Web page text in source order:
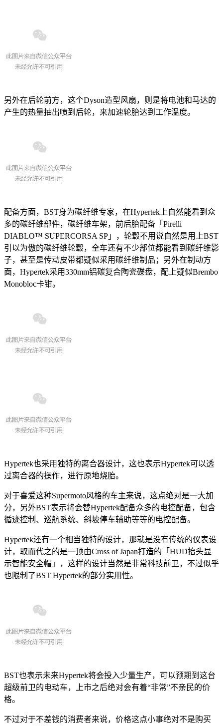
另外在后轮前方，这个Dyson造型风扇，则是将电池和马达的
产生的热量抽出喷到后轮，来加速轮胎达到工作温度。
配备方面，BST身为碳纤维专家，在Hypertek上自然能看到众
多的碳纤维部件，碳纤维车架，前后胎配备「Pirelli
DIABLO™ SUPERCORSA SP」，轮毂不用说自然是用上BST
引以为傲的碳纤维轮毂，全车还有不少部位都能看到碳纤维影
子，甚至是传动皮带都疑似采用碳纤维制品；另外在制动方
面，Hypertek采用330mm铝碳复合陶瓷碟盘，配上疑似Brembo
Monobloc卡钳。
Hypertek也采用独特的离合器设计，这也表示Hypertek可以透
过离合器的操作，进行原地烧胎。
对于喜爱这种Supermoto风格的车主来说，这点绝对是一大加
分，另外BST表示将会替Hypertek配备众多的电控配备，包含
循迹控制、巡航系统、斜坡停车辅助等等的电控配备。
Hypertek还有一个相当独特的设计，那就是没有传统的仪表设
计，取而代之的是一顶由Cross of Japan打造的「HUD抬头显
示智能安全帽」，这样的设计当然是非常科技前卫，不过似乎
也限制了BST Hypertek的部分实用性。
BST也表示未来Hypertek将会投入少量生产，可以预期到这台
超级前卫的电动车，上市之后绝对会有着“非常”不亲民的价
格。
不过对于不差钱的消费者来说，价格这点小事绝对不是购买